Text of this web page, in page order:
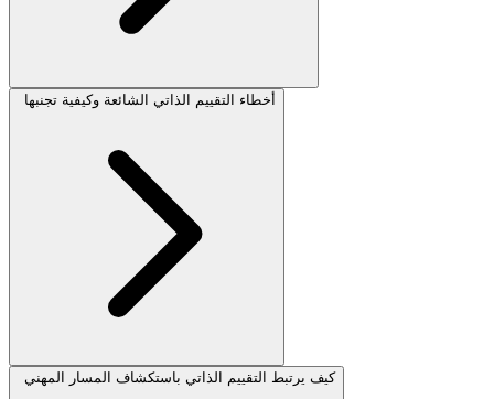
أخطاء التقييم الذاتي الشائعة وكيفية تجنبها
كيف يرتبط التقييم الذاتي باستكشاف المسار المهني